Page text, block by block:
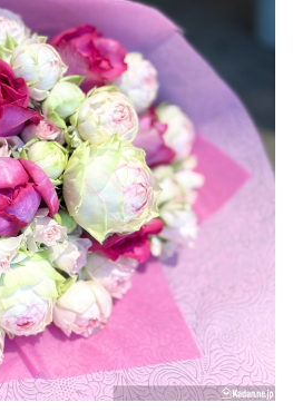
ィストで選ぶ
い気持ちで選ぶ
ニュー
ン
録